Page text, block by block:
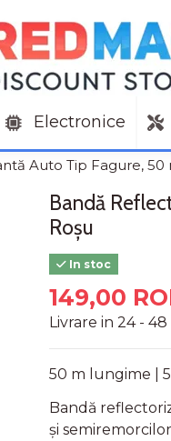
Electronice
Auto Tip Fagure, 50
Bandă
Roșu
In stoc
149,00
Livrare in 24 -
50 m lungime |
Bandă
și